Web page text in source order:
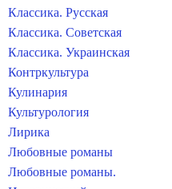
Классика. Русская
Классика. Советская
Классика. Украинская
Контркультура
Кулинария
Культурология
Лирика
Любовные романы
Любовные романы.